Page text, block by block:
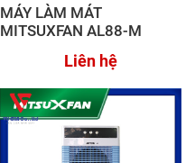
MÁY LÀM MÁT
MITSUXFAN AL88-M
Liên hệ